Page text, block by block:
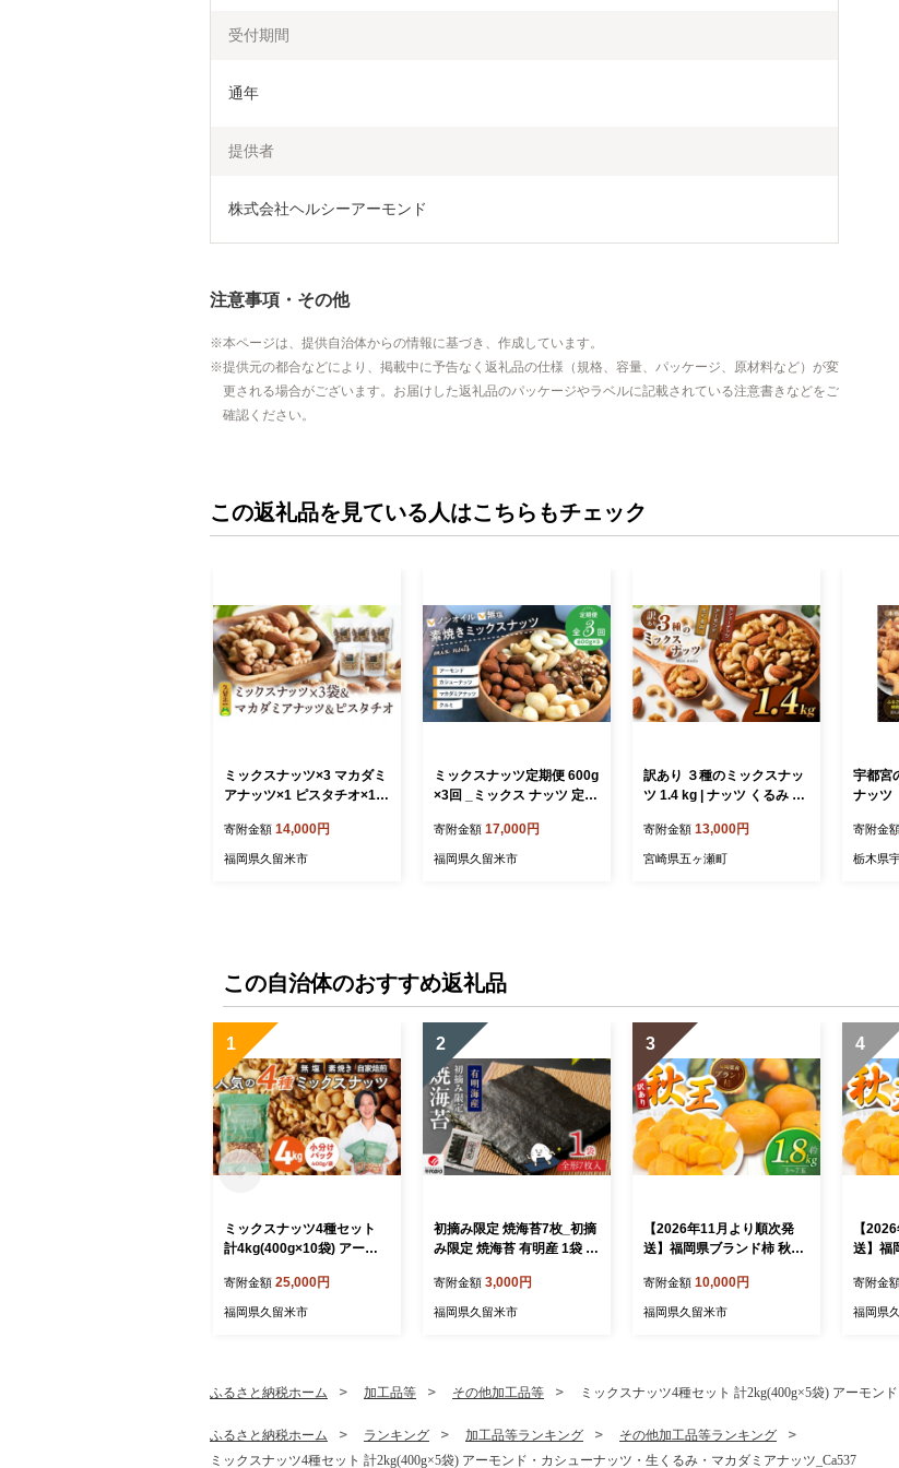
受付期間
通年
提供者
株式会社ヘルシーアーモンド
注意事項・その他
本ページは、提供自治体からの情報に基づき、作成しています。
提供元の都合などにより、掲載中に予告なく返礼品の仕様（規格、容量、パッケージ、原材料など）が変
更される場合がございます。お届けした返礼品のパッケージやラベルに記載されている注意書きなどをご
確認ください。
この返礼品を見ている人はこちらもチェック
ミックスナッツ×3 マカダミ
アナッツ×1 ピスタチオ×1_
ミアナッツ ピスタチオ 各1
袋 焙煎 無塩 無油 香ばしい
留米市 送料無料_Ca520
寄附金額 14,000円
福岡県久留米市
ミックスナッツ定期便 600g
×3回 _ミックス ナッツ 定期
ンド くるみ カシューナッツ
マカダミアナッツ 無油 無塩
寄附金額 17,000円
福岡県久留米市
訳あり ３種のミックスナッ
ツ 1.4 kg | ナッツ くるみ カ
ックスナッツ 大容量 宮崎県
五ヶ瀬町
寄附金額 13,000円
宮崎県五ヶ瀬町
宇都宮
ナッツ
塩タイ
寄附金
栃木県
この自治体のおすすめ返礼品
1
ミックスナッツ4種セット
計4kg(400g×10袋) アーモ
くるみ・マカダミアナッツ_
Ca538
寄附金額 25,000円
福岡県久留米市
2
初摘み限定 焼海苔7枚_初摘
み限定 焼海苔 有明産 1袋 7
旨味 一番摘み こだわり ビ
タミン カルシウム タンパク
ポスト投函 国産 お取り寄せ
Cs407
寄附金額 3,000円
福岡県久留米市
3
【2026年11月より順次発
送】福岡県ブランド柿 秋王
あり品】 _ 柿 完全甘柿 高級
品種 種ほぼなし 小傷 変形
寄附金額 10,000円
福岡県久留米市
4
【
送】福
完全甘
し 果物
寄附金
福岡県
ふるさと納税ホーム 加工品等 その他加工品等 ミックスナッツ4種セット 計2kg(400g×5袋) アーモン
ふるさと納税ホーム ランキング 加工品等ランキング
その他加工品等ランキング
ミックスナッツ4種セット 計2kg(400g×5袋) アーモンド・カシューナッツ・生くるみ・マカダミアナッツ_Ca537